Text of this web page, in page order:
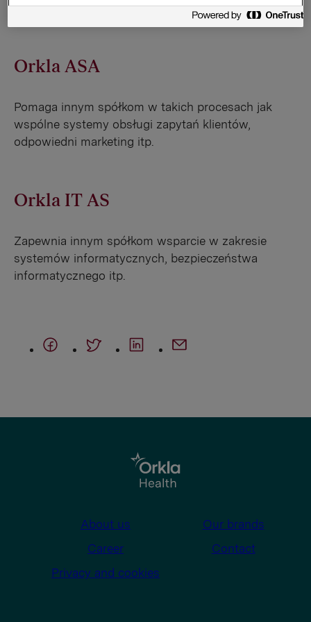
Vegevit
Orkla ASA
Pomaga innym spółkom w takich procesach jak
wspólne systemy obsługi zapytań klientów,
odpowiedni marketing itp.
Orkla IT AS
Zapewnia innym spółkom wsparcie w zakresie
systemów informatycznych, bezpieczeństwa
informatycznego itp.
About us
Our brands
Career
Contact
Privacy and cookies